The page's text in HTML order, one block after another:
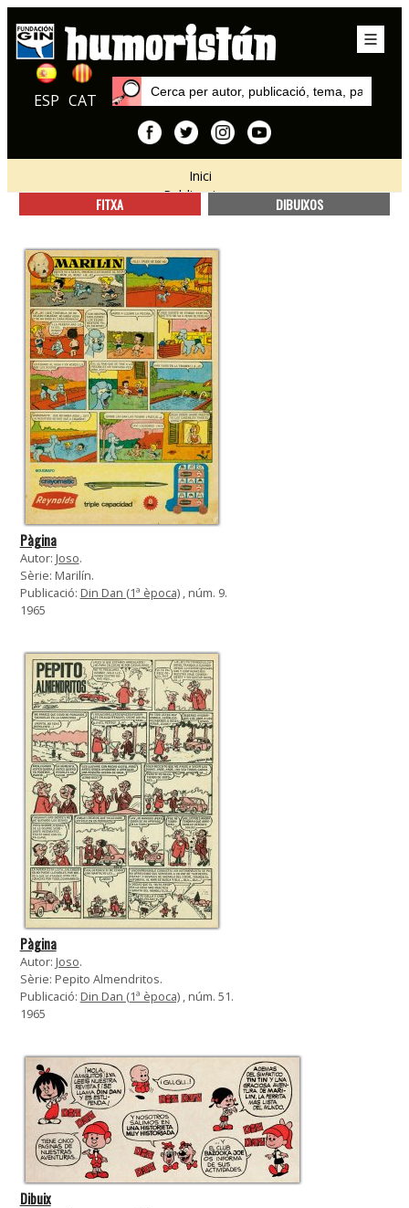
ESP CAT
Inici
Publicacions
Din Dan (1ª època)
FITXA DIBUIXOS
Pàgina
Autor: Joso.
Sèrie: Marilín.
Publicació: Din Dan (1ª època), núm. 9.
1965
Pàgina
Autor: Joso.
Sèrie: Pepito Almendritos.
Publicació: Din Dan (1ª època), núm. 51.
1965
Dibuix